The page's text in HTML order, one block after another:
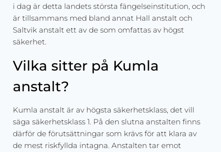
i dag är detta landets största fängelseinstitution, och
är tillsammans med bland annat Hall anstalt och
Saltvik anstalt ett av de som omfattas av högst
säkerhet.
Vilka sitter på Kumla
anstalt?
Kumla anstalt är av högsta säkerhetsklass, det vill
säga säkerhetsklass 1. På den slutna anstalten finns
därför de förutsättningar som krävs för att klara av
de mest riskfyllda intagna. Anstalten tar emot